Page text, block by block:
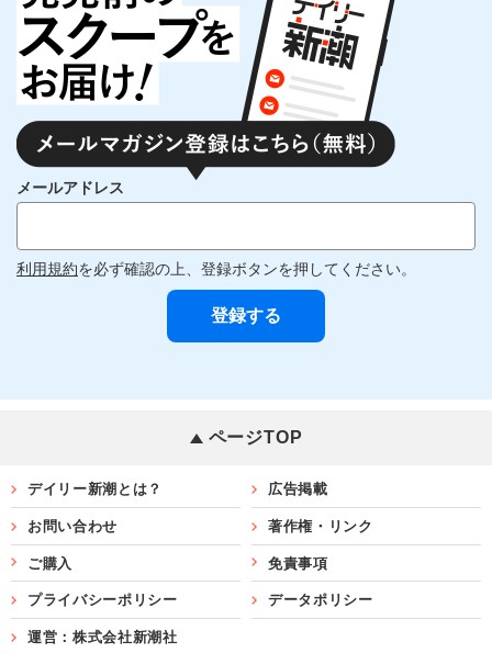
メールアドレス
利用規約を必ず確認の上、登録ボタンを押してください。
ページTOP
デイリー新潮とは？ 広告掲載
お問い合わせ 著作権・リンク
ご購入 免責事項
プライバシーポリシー データポリシー
運営：株式会社新潮社